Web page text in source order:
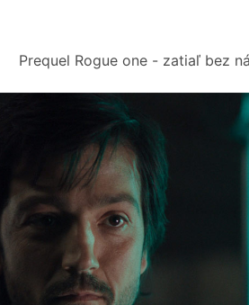
Prequel Rogue one - zatiaľ bez